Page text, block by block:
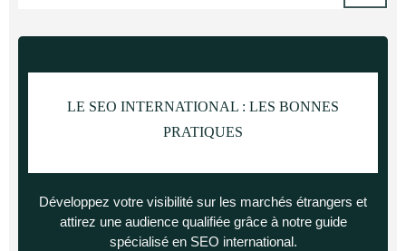
LE SEO INTERNATIONAL : LES BONNES
PRATIQUES
Développez votre visibilité sur les marchés étrangers et
attirez une audience qualifiée grâce à notre guide
spécialisé en SEO international.